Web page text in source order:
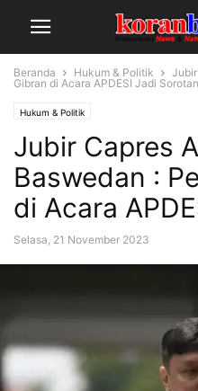
Beranda Hukum & Politik
Gibran di Acara APDESI Jadi Sorotan
Hukum & Politik
Jubir Capres
Baswedan :
di Acara
Selasa, 21 November 2023